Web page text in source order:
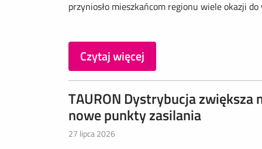
przyniosło mieszkańcom regionu wiele okazji
Czytaj więcej
TAURON Dystrybucja
nowe punkty zasilania
27 lipca 2026